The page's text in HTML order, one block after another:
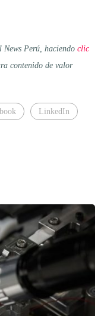
News Perú, haciendo clic
contenido de valor
LinkedIn